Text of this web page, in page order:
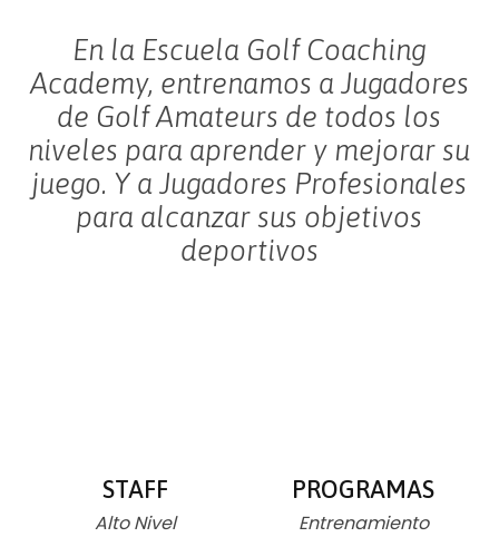
En la Escuela Golf Coaching
Academy, entrenamos a Jugadores
de Golf Amateurs de todos los
niveles para aprender y mejorar su
juego. Y a Jugadores Profesionales
para alcanzar sus objetivos
deportivos
STAFF
Alto Nivel
PROGRAMAS
Entrenamiento